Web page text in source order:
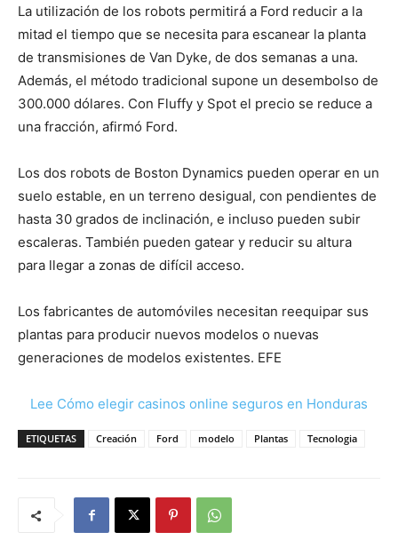
La utilización de los robots permitirá a Ford reducir a la
mitad el tiempo que se necesita para escanear la planta
de transmisiones de Van Dyke, de dos semanas a una.
Además, el método tradicional supone un desembolso de
300.000 dólares. Con Fluffy y Spot el precio se reduce a
una fracción, afirmó Ford.
Los dos robots de Boston Dynamics pueden operar en un
suelo estable, en un terreno desigual, con pendientes de
hasta 30 grados de inclinación, e incluso pueden subir
escaleras. También pueden gatear y reducir su altura
para llegar a zonas de difícil acceso.
Los fabricantes de automóviles necesitan reequipar sus
plantas para producir nuevos modelos o nuevas
generaciones de modelos existentes. EFE
Lee Cómo elegir casinos online seguros en Honduras
ETIQUETAS Creación Ford modelo Plantas Tecnologia